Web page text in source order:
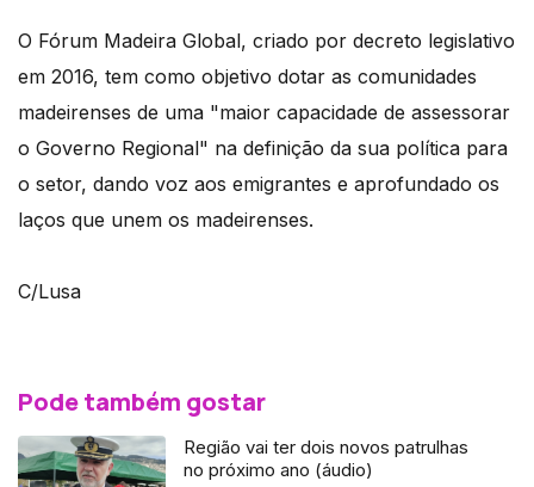
O Fórum Madeira Global, criado por decreto legislativo
em 2016, tem como objetivo dotar as comunidades
madeirenses de uma "maior capacidade de assessorar
o Governo Regional" na definição da sua política para
o setor, dando voz aos emigrantes e aprofundado os
laços que unem os madeirenses.
C/Lusa
Pode também gostar
Região vai ter dois novos patrulhas
no próximo ano (áudio)